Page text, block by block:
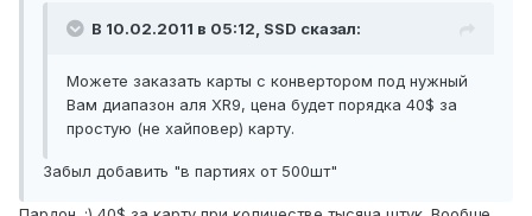
В 10.02.2011 в 05:12, SSD сказал:
Можете заказать карты с конвертором под нужный
Вам диапазон аля XR9, цена будет порядка 40$ за
простую (не хайповер) карту.
Забыл добавить "в партиях от 500шт"